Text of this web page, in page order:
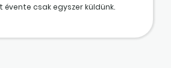
csak egyszer küldünk.